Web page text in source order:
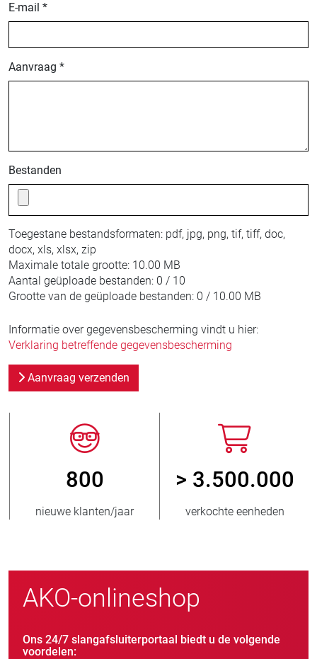
E-mail *
Aanvraag *
Bestanden
Toegestane bestandsformaten: pdf, jpg, png, tif, tiff, doc,
docx, xls, xlsx, zip
Maximale totale grootte: 10.00 MB
Aantal geüploade bestanden: 0 / 10
Grootte van de geüploade bestanden: 0 / 10.00 MB
Informatie over gegevensbescherming vindt u hier:
Verklaring betreffende gegevensbescherming
Aanvraag verzenden
800
nieuwe klanten/jaar
> 3.500.000
verkochte eenheden
AKO-onlineshop
Ons 24/7 slangafsluiterportaal biedt u de volgende
voordelen: